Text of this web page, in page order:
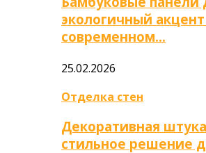
экологичный
современном…
25.02.2026
Отделка стен
Декоративная
стильное решение